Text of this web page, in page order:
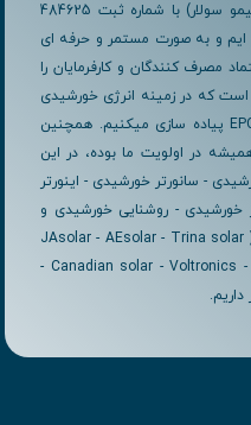
ما به عنوان شرکت لیمو انرژی سبز (لیمو سولار) با شماره ثبت 484625
سال 1394 شروع کرده ایم و به صورت مستمر و حرفه ای
مصرف کنندگان و کارفرمایان را
هم اکنون بیش از 10 سال است که در زمینه انرژی خورشیدی
نیروگاه های فتوولتائیک را به صورت EPC پیاده سازی میکنیم. همچنین
در اولویت ما بوده، در این
- سانورتر خورشیدی - اینورتر
خورشیدی - روشنایی خورشیدی و
غیره که شامل بهترین برند ها همچون ( JAsolar - AEsolar - Trina solar
- Canadian solar - Voltronics